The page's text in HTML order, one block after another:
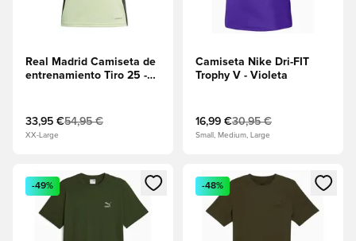
Real Madrid Camiseta de
entrenamiento Tiro 25 -
33,95 €54,95 €
XX-Large
Camiseta Nike Dri-FIT
Trophy V - Violeta
16,99 €30,95 €
Small, Medium, Large
Abre un modal para iniciar sesión o registrarse como
-49%
Abre un modal para iniciar
-48%